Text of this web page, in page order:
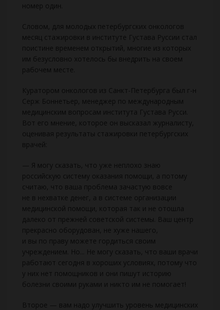
номер один.
Словом, для молодых петербургских онкологов
месяц стажировки в институте Густава Руссии стал
поистине временем открытий, многие из которых
им безусловно хотелось бы внедрить на своем
рабочем месте.
Куратором онкологов из Санкт-Петербурга был г-н
Серж Боннетьер, менеджер по международным
медицинским вопросам института Густава Русси.
Вот его мнение, которое он высказал журналисту,
оценивая результаты стажировки петербургских
врачей:
— Я могу сказать, что уже неплохо знаю
российскую систему оказания помощи, а потому
считаю, что ваша проблема зачастую вовсе
не в нехватке денег, а в системе организации
медицинской помощи, которая так и не отошла
далеко от прежней советской системы. Ваш центр
прекрасно оборудован, не хуже нашего,
и вы по праву можете гордиться своим
учреждением. Но... Не могу сказать, что ваши врачи
работают сегодня в хороших условиях, потому что
у них нет помощников и они пишут историю
болезни своими руками и никто им не помогает!
Второе — вам надо улучшить уровень медицинских